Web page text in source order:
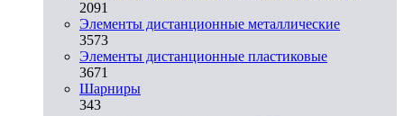
2091
Элементы дистанционные металлические
3573
Элементы дистанционные пластиковые
3671
Шарниры
343